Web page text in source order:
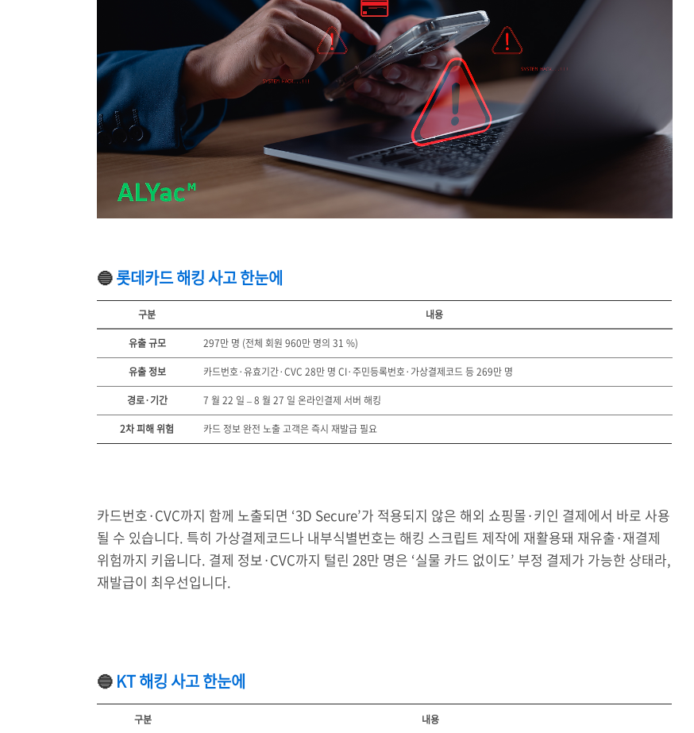
🔵롯데카드 해킹 사고 한눈에
구분
내용
유출 규모
297만 명 (전체 회원 960만 명의 31 %)
유출 정보
카드번호·유효기간·CVC 28만 명 CI·주민등록번호·가상결제코드 등 269만 명
경로·기간
7 월 22 일 – 8 월 27 일 온라인결제 서버 해킹
2차 피해 위험
카드 정보 완전 노출 고객은 즉시 재발급 필요
카드번호·CVC까지 함께 노출되면 ‘3D Secure’가 적용되지 않은 해외 쇼핑몰·키인 결제에서 바로 사용
될 수 있습니다. 특히 가상결제코드나 내부식별번호는 해킹 스크립트 제작에 재활용돼 재유출·재결제
위험까지 키웁니다. 결제 정보·CVC까지 털린 28만 명은 ‘실물 카드 없이도’ 부정 결제가 가능한 상태라,
재발급이 최우선입니다.
🔵 KT 해킹 사고 한눈에
구분 내용